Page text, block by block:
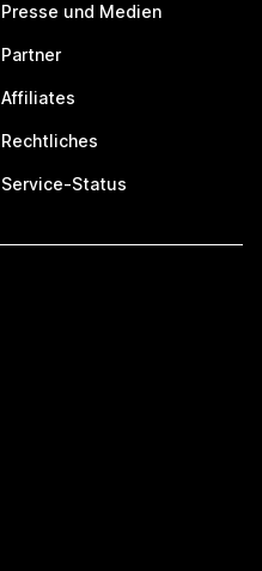
Presse und Medien
Partner
Affiliates
Rechtliches
Service-Status